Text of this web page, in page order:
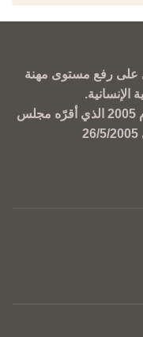
على رفع مستوى مهنة
الإنسانية.
تم إنشاؤه بموجب القانون رقم/14/ للعام 2005 الذي أقرّه مجلس